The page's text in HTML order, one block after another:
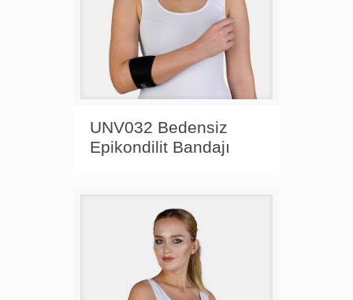
UNV032 Bedensiz
Epikondilit Bandajı